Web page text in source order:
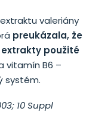
valeriány
preukázala, že
použité
vitamín B6 –
systém.
10 Suppl